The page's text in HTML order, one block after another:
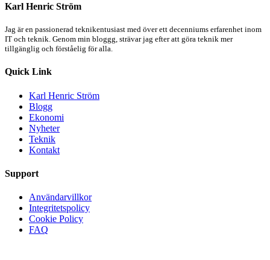
Karl Henric Ström
Jag är en passionerad teknikentusiast med över ett decenniums erfarenhet inom
IT och teknik. Genom min bloggg, strävar jag efter att göra teknik mer
tillgänglig och förståelig för alla.
Quick Link
Karl Henric Ström
Blogg
Ekonomi
Nyheter
Teknik
Kontakt
Support
Användarvillkor
Integritetspolicy
Cookie Policy
FAQ